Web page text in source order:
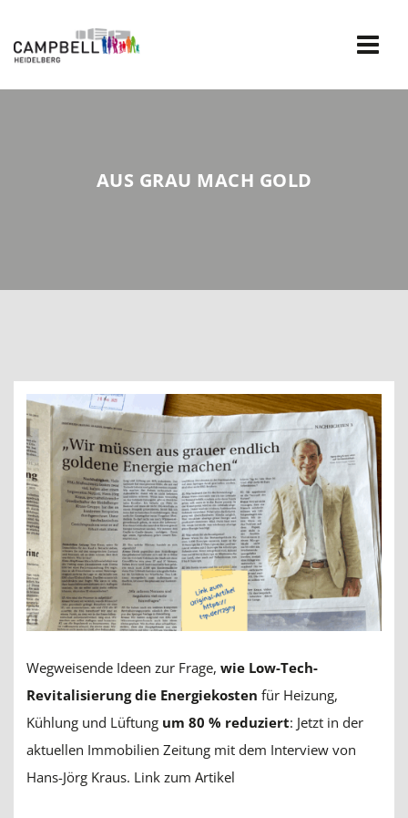
content
AUS GRAU MACH GOLD
Wegweisende Ideen zur Frage, wie Low-Tech-
Revitalisierung die Energiekosten für Heizung,
Kühlung und Lüftung um 80 % reduziert: Jetzt in der
aktuellen Immobilien Zeitung mit dem Interview von
Hans-Jörg Kraus. Link zum Artikel